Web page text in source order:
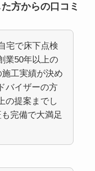
方からの口コミ
宅で床下点検
業50年以上の
工実績が決め
バイザーの方
の提案までし
完備で大満足